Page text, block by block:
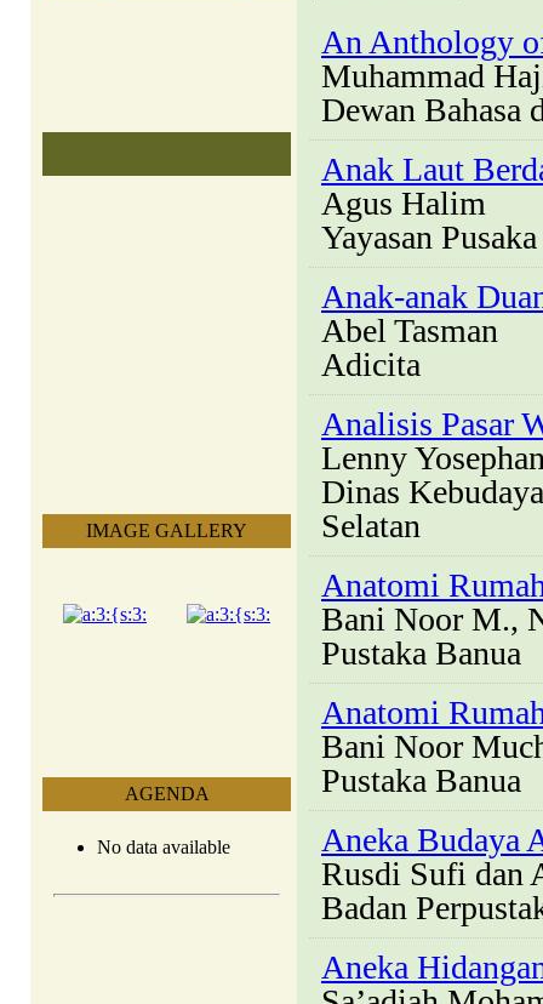
IMAGE GALLERY
AGENDA
No data available
An Anthology
Muhammad
Dewan Bahasa
Anak Laut
Agus Halim
Yayasan
Anak-anak
Abel Tasman
Adicita
Analisis Pasar
Lenny
Dinas
Selatan
Anatomi
Bani Noor M.,
Pustaka Banua
Anatomi
Bani Noor
Pustaka Banua
Aneka Budaya
Rusdi Sufi dan
Badan
Aneka